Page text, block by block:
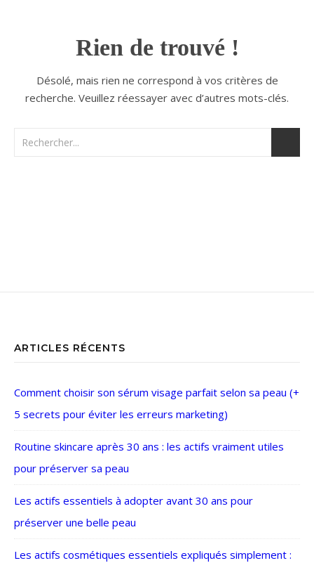
Rien de trouvé !
Désolé, mais rien ne correspond à vos critères de
recherche. Veuillez réessayer avec d’autres mots-clés.
ARTICLES RÉCENTS
Comment choisir son sérum visage parfait selon sa peau (+
5 secrets pour éviter les erreurs marketing)
Routine skincare après 30 ans : les actifs vraiment utiles
pour préserver sa peau
Les actifs essentiels à adopter avant 30 ans pour
préserver une belle peau
Les actifs cosmétiques essentiels expliqués simplement :